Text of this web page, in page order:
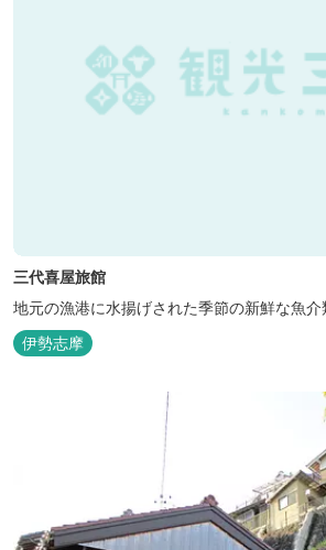
三代喜屋旅館
地元の漁港に水揚げされた季節の新鮮な魚介
伊勢志摩